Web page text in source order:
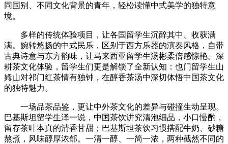
同国别、不同文化背景的青年，轻松读懂中式美学的独特意
境。
多样的传统体验项目，让各国留学生沉醉其中、收获满
满。婉转悠扬的中式民乐，区别于西方乐器的演奏风格，自带
古典诗意与东方韵味，让马来西亚留学生汤彬柔倍感惊艳。深
耕茶文化体验，留学生们更是解锁了全新认知：也门留学生山
姆山对祁门红茶情有独钟，在醇香茶汤中深切体悟中国茶文化
的独特魅力。
一场品茶品鉴，更让中外茶文化的差异与碰撞生动呈现。
巴基斯坦留学生泽一说，中国茶饮讲究清泡细品，小口慢酌，
留存茶叶本真的清香甘甜；巴基斯坦茶饮习惯搭配牛奶、砂糖
熬煮，风味醇厚浓郁。一清一醇、一简一浓，两种截然不同的